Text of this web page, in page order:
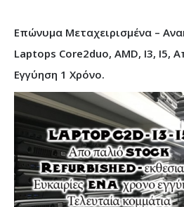
Επώνυμα Μεταχειρισμένα –
Laptops Core2duo, AMD, I3, I5,
Εγγύηση 1 Χρόνο.